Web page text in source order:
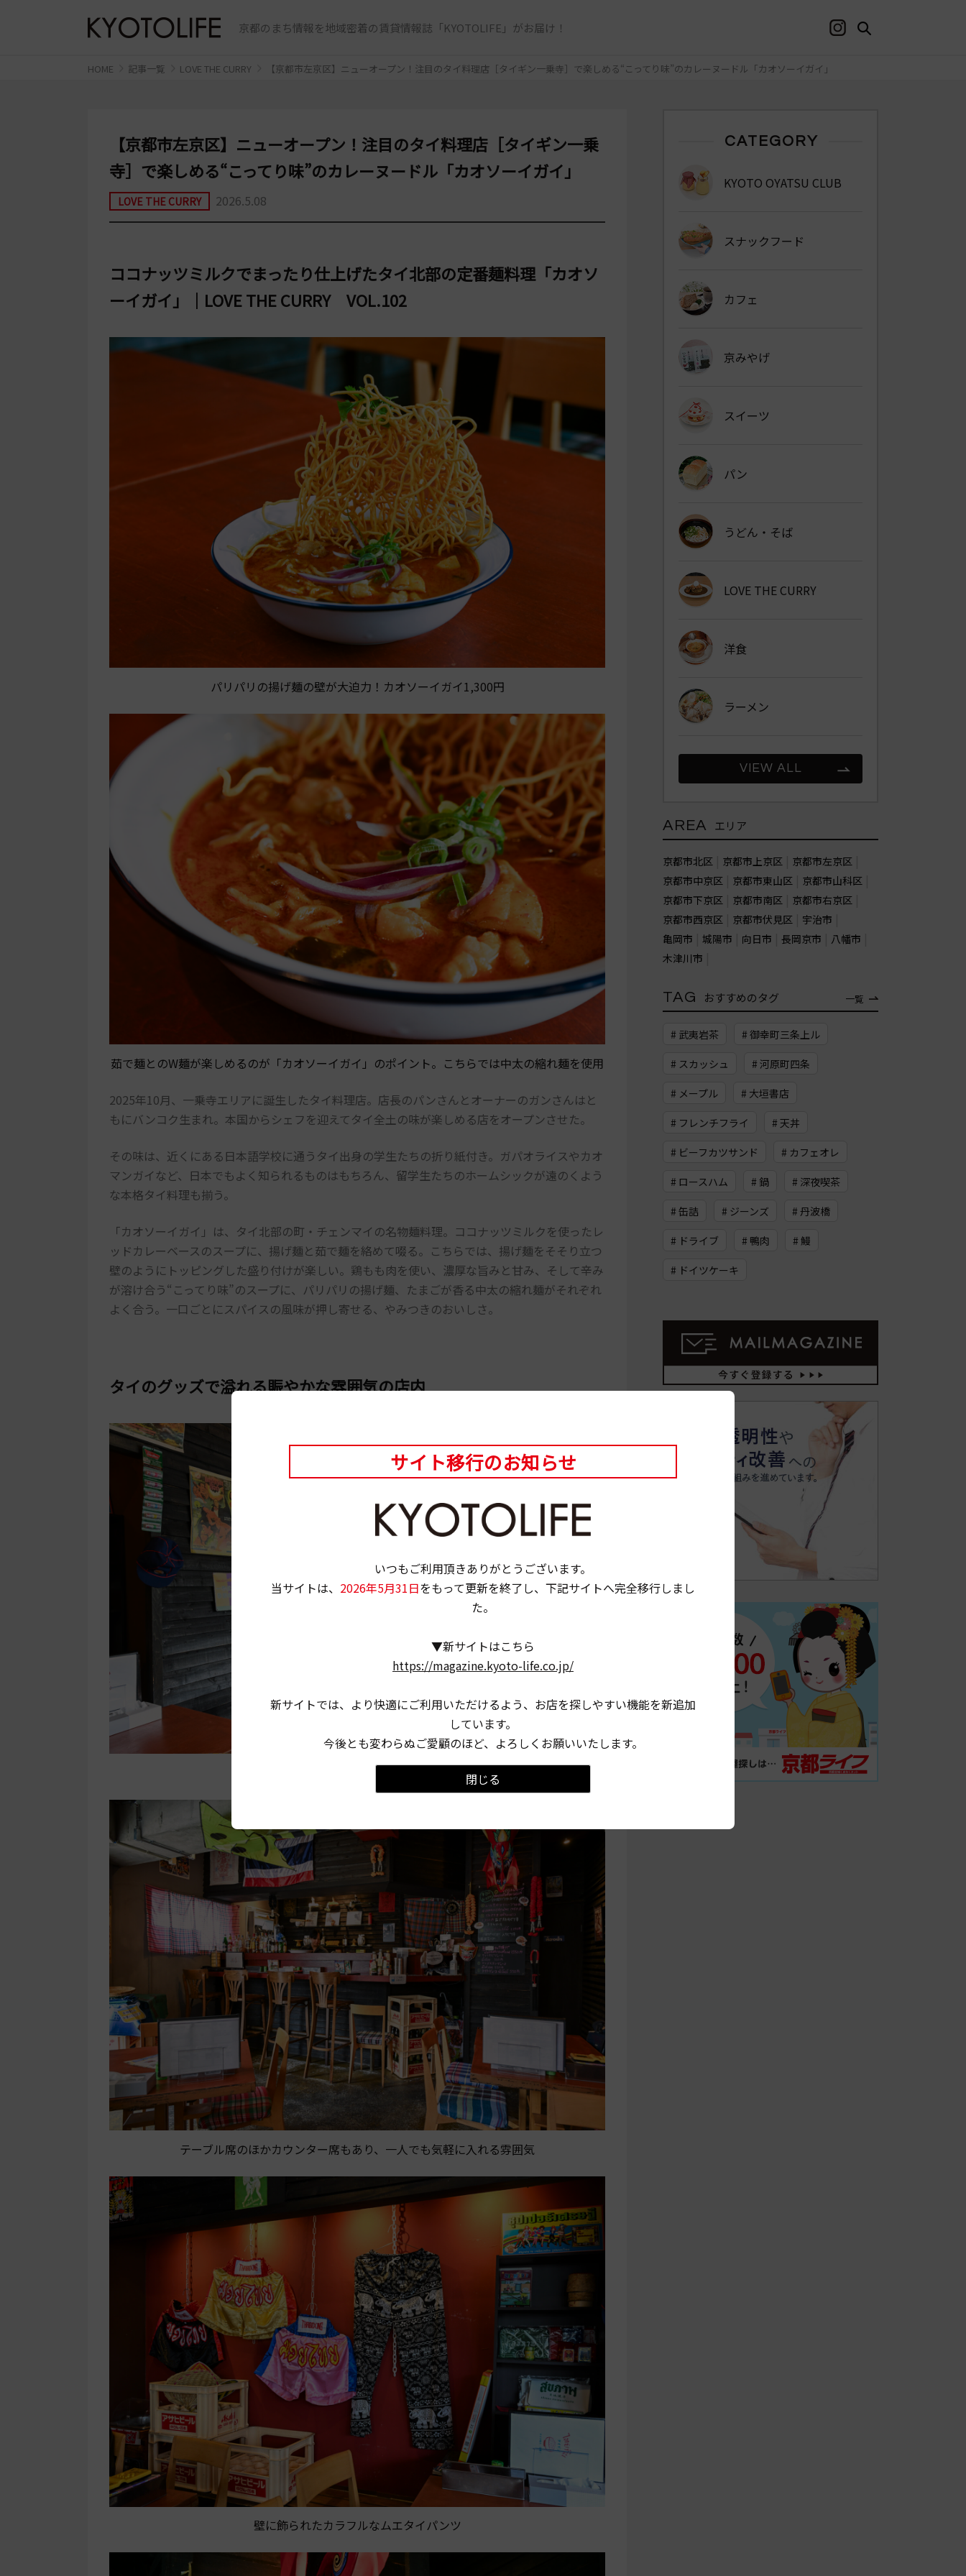
京都のまち情報を地域密着の賃貸情報誌「KYOTOLIFE」がお届け！
HOME 記事一覧 LOVE THE CURRY 【京都市左京区】ニューオープン！注目のタイ料理店［タイギン一乗寺］で楽しめる“こってり味”のカレーヌードル「カオソーイガイ」
【京都市左京区】ニューオープン！注目のタイ料理店［タイギン一乗
寺］で楽しめる“こってり味”のカレーヌードル「カオソーイガイ」
LOVE THE CURRY 2026.5.08
ココナッツミルクでまったり仕上げたタイ北部の定番麺料理「カオソ
ーイガイ」｜LOVE THE CURRY VOL.102
パリパリの揚げ麺の壁が大迫力！カオソーイガイ1,300円
茹で麺とのW麺が楽しめるのが「カオソーイガイ」のポイント。こちらでは中太の縮れ麺を使用
2025年10月、一乗寺エリアに誕生したタイ料理店。店長のパンさんとオーナーのガンさんはと
もにバンコク生まれ。本国からシェフを迎えてタイ全土の味が楽しめる店をオープンさせた。
その味は、近くにある日本語学校に通うタイ出身の学生たちの折り紙付き。ガパオライスやカオ
マンガイなど、日本でもよく知られるものはもちろん、留学生たちのホームシックが遠のくよう
な本格タイ料理も揃う。
「カオソーイガイ」は、タイ北部の町・チェンマイの名物麺料理。ココナッツミルクを使ったレ
ッドカレーベースのスープに、揚げ麺と茹で麺を絡めて啜る。こちらでは、揚げ麺をそそり立つ
壁のようにトッピングした盛り付けが楽しい。鶏もも肉を使い、濃厚な旨みと甘み、そして辛み
が溶け合う“こってり味”のスープに、パリパリの揚げ麺、たまごが香る中太の縮れ麺がそれぞれ
よく合う。一口ごとにスパイスの風味が押し寄せる、やみつきのおいしさ。
タイのグッズで溢れる賑やかな雰囲気の店内
壁を飾るのは、タイのポスターや雑貨
テーブル席のほかカウンター席もあり、一人でも気軽に入れる雰囲気
壁に飾られたカラフルなムエタイパンツ
CATEGORY
KYOTO OYATSU CLUB
スナックフード
カフェ
京みやげ
スイーツ
パン
うどん・そば
LOVE THE CURRY
洋食
ラーメン
VIEW ALL
AREA エリア
京都市北区 京都市上京区
京都市左京区
京都市中京区
京都市東山区
京都市山科区
京都市下京区
京都市南区
京都市右京区
京都市西京区
京都市伏見区
宇治市
亀岡市
城陽市 向日市 長岡京市
八幡市
木津川市
TAG おすすめのタグ 一覧
# 武夷岩茶 # 御幸町三条上ル
# スカッシュ # 河原町四条
# メープル # 大垣書店
# フレンチフライ # 天丼
# ビーフカツサンド # カフェオレ
# ロースハム # 鍋 # 深夜喫茶
# 缶詰 # ジーンズ # 丹波橋
# ドライブ # 鴨肉 # 鰻
# ドイツケーキ
サイト移行のお知らせ
いつもご利用頂きありがとうございます。
当サイトは、 2026年5月31日をもって更新を終了し、下記サイトへ完全移行しまし
た。
▼新サイトはこちら
https://magazine.kyoto-life.co.jp/
新サイトでは、より快適にご利用いただけるよう、お店を探しやすい機能を新追加
しています。
今後とも変わらぬご愛顧のほど、よろしくお願いいたします。
閉じる